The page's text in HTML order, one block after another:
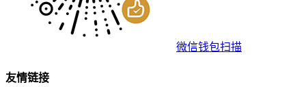
微信钱包扫描
友情链接